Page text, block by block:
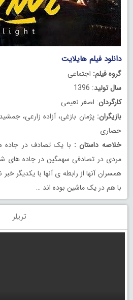
دانلود فیلم هایلایت
گروه فیلم: اجتماعی
سال تولید: 1396
کارگردان: اصغر نعیمی
بازیگران: پژمان بازغی، آزاده زارعی،
حصاری
خلاصه داستان : با یک تصادف در جاده
مردی در تصادفی سهمگین در جاده های
همسران آنها از رابطه ی آنها با یکدیگر
با هم در یک ماشین بوده اند …
تریلر